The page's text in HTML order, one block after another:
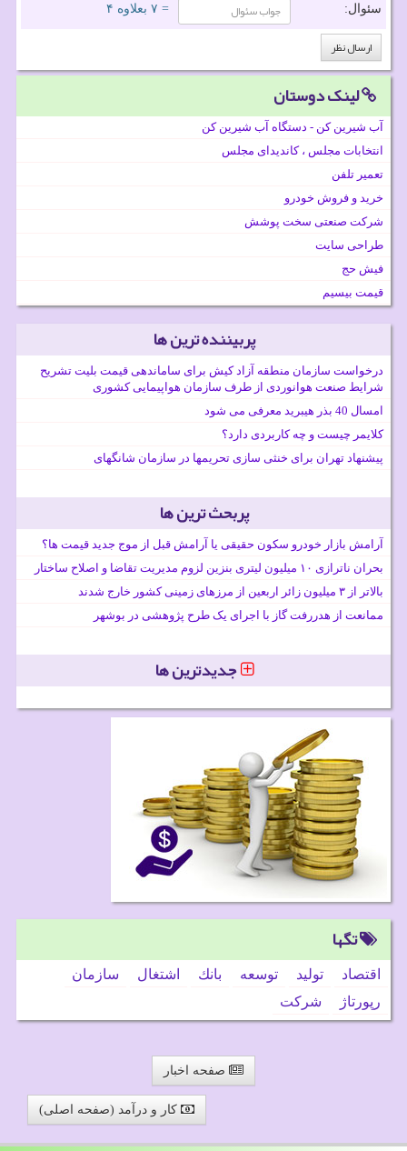
سئوال: = ۷ بعلاوه ۴
لینک دوستان
آب شیرین کن - دستگاه آب شیرین کن
انتخابات مجلس ، کاندیدای مجلس
تعمیر تلفن
خرید و فروش خودرو
شرکت صنعتی سخت پوشش
طراحی سایت
فیش حج
قیمت بیسیم
پربیننده ترین ها
درخواست سازمان منطقه آزاد کیش برای ساماندهی قیمت بلیت تشریح
شرایط صنعت هوانوردی از طرف سازمان هواپیمایی کشوری
امسال 40 بذر هیبرید معرفی می شود
کلایمر چیست و چه کاربردی دارد؟
پیشنهاد تهران برای خنثی سازی تحریمها در سازمان شانگهای
پربحث ترین ها
آرامش بازار خودرو سکون حقیقی یا آرامش قبل از موج جدید قیمت ها؟
بحران ناترازی ۱۰ میلیون لیتری بنزین لزوم مدیریت تقاضا و اصلاح ساختار
بالاتر از ۳ میلیون زائر اربعین از مرزهای زمینی کشور خارج شدند
ممانعت از هدررفت گاز با اجرای یک طرح پژوهشی در بوشهر
جدیدترین ها
تگها
اقتصاد تولید توسعه بانك اشتغال
سازمان
رپورتاژ
شركت
صفحه اخبار
کار و درآمد (صفحه اصلی)